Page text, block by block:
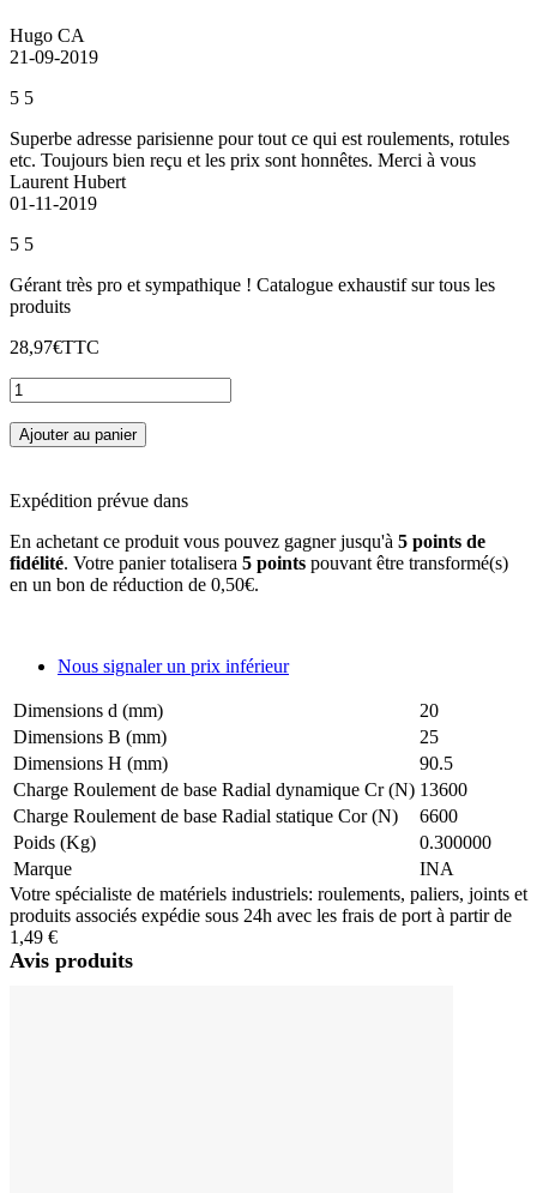
Hugo CA
21-09-2019
5 5
Superbe adresse parisienne pour tout ce qui est roulements, rotules
etc. Toujours bien reçu et les prix sont honnêtes. Merci à vous
Laurent Hubert
01-11-2019
5 5
Gérant très pro et sympathique ! Catalogue exhaustif sur tous les
produits
28,97€TTC
Ajouter au panier
Expédition prévue dans
En achetant ce produit vous pouvez gagner jusqu'à 5 points de
fidélité. Votre panier totalisera 5 points pouvant être transformé(s)
en un bon de réduction de 0,50€.
Nous signaler un prix inférieur
Dimensions d (mm)
20
Dimensions B (mm)
25
Dimensions H (mm)
90.5
Charge Roulement de base Radial dynamique Cr (N) 13600
Charge Roulement de base Radial statique Cor (N)
6600
Poids (Kg)
0.300000
Marque
INA
Votre spécialiste de matériels industriels: roulements, paliers, joints et
produits associés expédie sous 24h avec les frais de port à partir de
1,49 €
Avis produits